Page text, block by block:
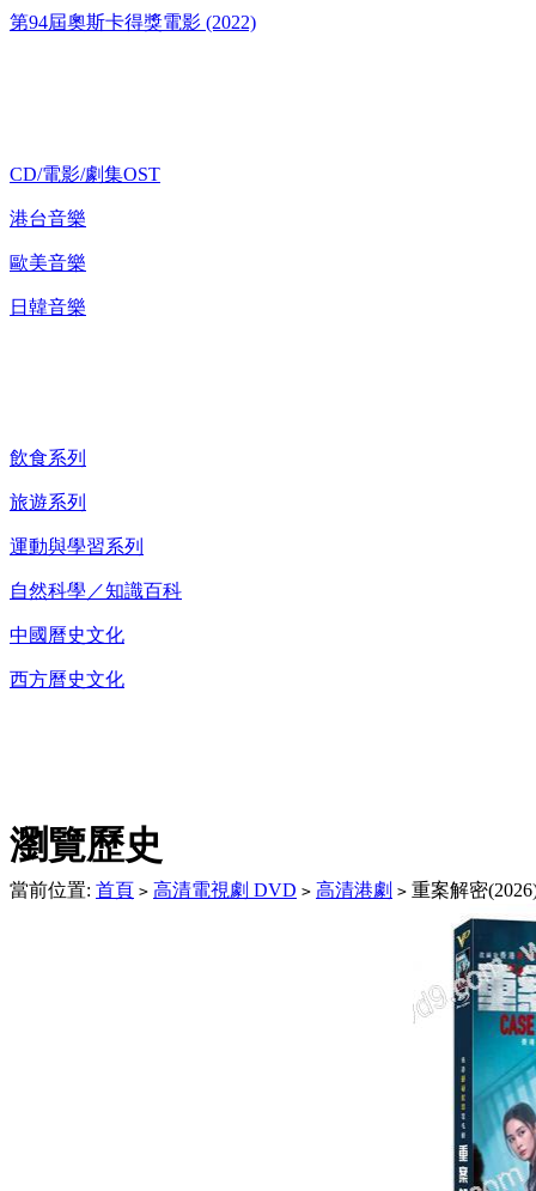
第94屆奧斯卡得獎電影 (2022)
CD/電影/劇集OST
港台音樂
歐美音樂
日韓音樂
飲食系列
旅遊系列
運動與學習系列
自然科學／知識百科
中國曆史文化
西方曆史文化
瀏覽歷史
當前位置: 首頁 > 高清電視劇 DVD > 高清港劇 > 重案解密